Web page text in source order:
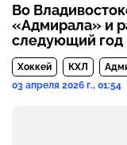
Во
«Адмирала» и
следующий год
Хоккей КХЛ
03 апреля 2026 г., 01:54